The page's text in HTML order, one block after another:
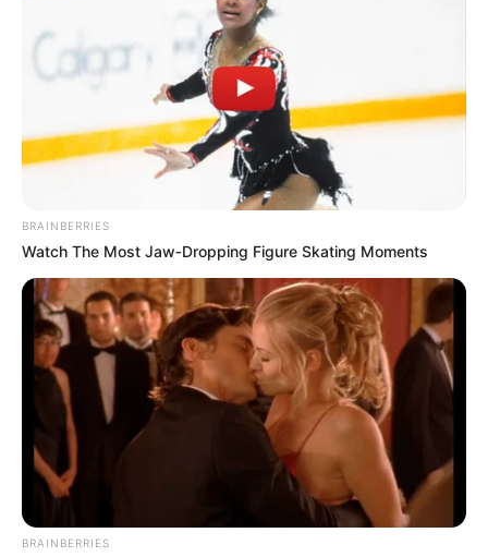
BRAINBERRIES
Watch The Most Jaw‑Dropping Figure Skating Moments
BRAINBERRIES